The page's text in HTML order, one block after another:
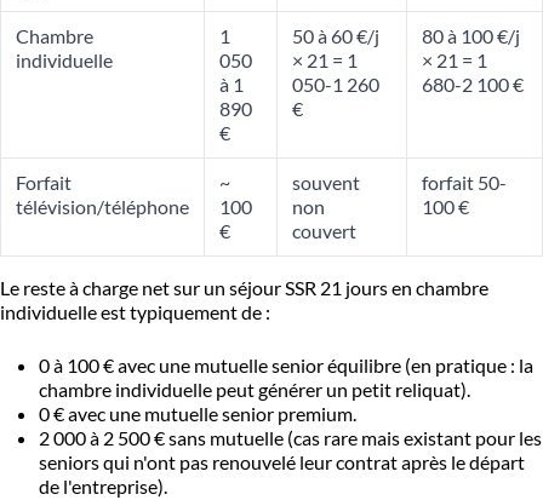
Chambre
individuelle
1
050
à 1
890
€
50 à 60 €/j
× 21 = 1
050-1 260
€
80 à 100 €/j
× 21 = 1
680-2 100 €
Forfait
télévision/téléphone
~
100
€
souvent
non
couvert
forfait 50-
100 €
Le reste à charge net sur un séjour SSR 21 jours en chambre
individuelle est typiquement de :
0 à 100 € avec une mutuelle senior équilibre (en pratique : la
chambre individuelle peut générer un petit reliquat).
0 € avec une mutuelle senior premium.
2 000 à 2 500 € sans mutuelle (cas rare mais existant pour les
seniors qui n'ont pas renouvelé leur contrat après le départ
de l'entreprise).